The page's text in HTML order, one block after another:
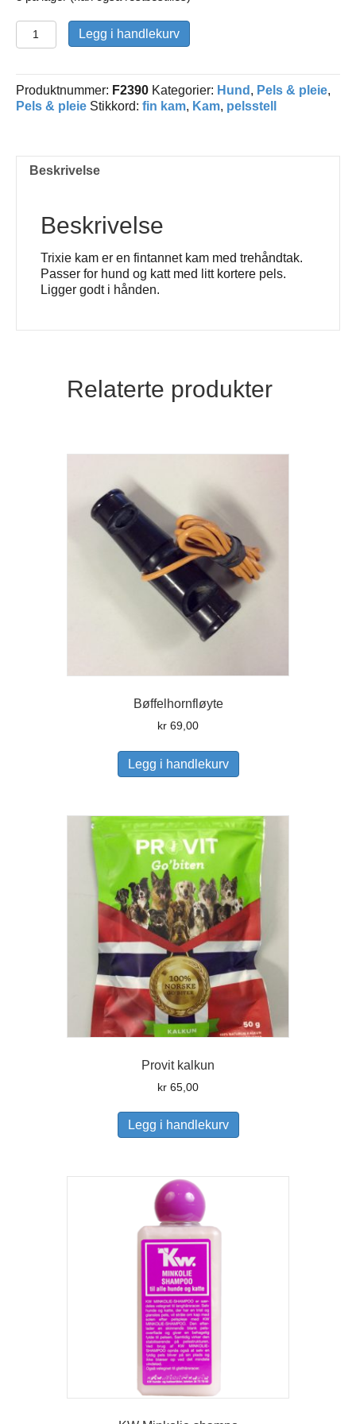
Kam
fin
trehåndtak
antall
Legg i handlekurv
Produktnummer: F2390 Kategorier: Hund , Pels & pleie,
Pels & pleie Stikkord: fin kam, Kam, pelsstell
Beskrivelse
Beskrivelse
Trixie kam er en fintannet kam med trehåndtak.
Passer for hund og katt med litt kortere pels.
Ligger godt i hånden.
Relaterte produkter
Bøffelhornfløyte
kr 69,00
Legg i handlekurv
Provit kalkun
kr 65,00
Legg i handlekurv